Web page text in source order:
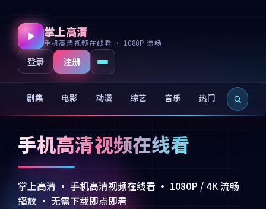
掌上高清
手机高清视频在线看 · 1080P 流畅
登录 注册
剧集 电影 动漫 综艺 音乐 热门 新片
手机高清视频在线看
掌上高清 · 手机高清视频在线看 · 1080P / 4K 流畅
播放 · 无需下载即点即看